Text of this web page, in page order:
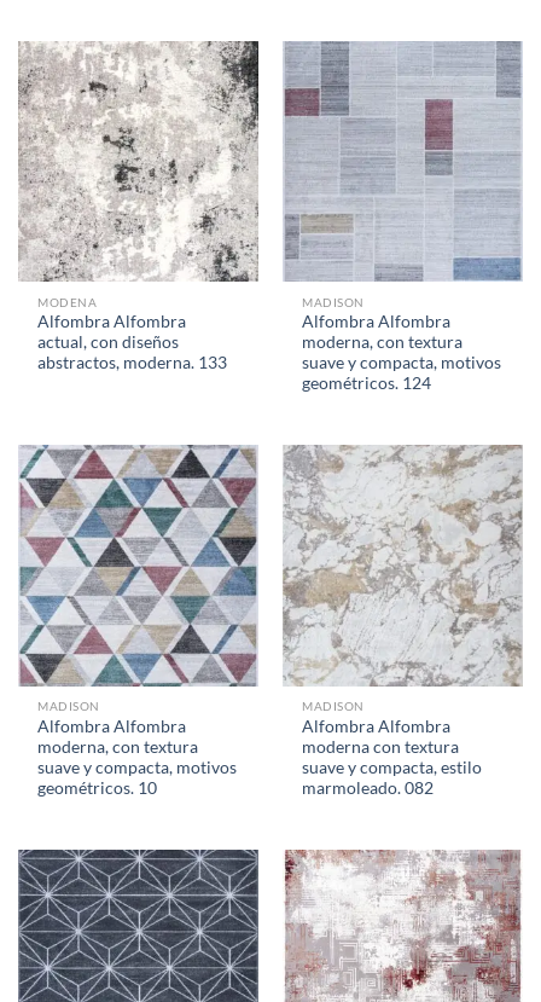
MODENA
Alfombra Alfombra
actual, con diseños
abstractos, moderna. 133
MADISON
Alfombra Alfombra
moderna, con textura
suave y compacta, motivos
geométricos. 124
MADISON
Alfombra Alfombra
moderna, con textura
suave y compacta, motivos
geométricos. 10
MADISON
Alfombra Alfombra
moderna con textura
suave y compacta, estilo
marmoleado. 082